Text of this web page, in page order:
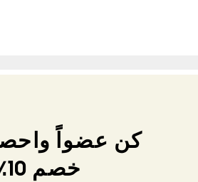
كن عضواً
خصم 10٪